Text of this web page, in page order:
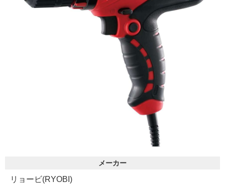
メーカー
リョービ(RYOBI)